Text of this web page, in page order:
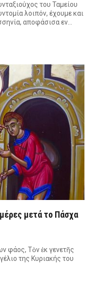
του Ταμείου
λοιπόν, έχουμε και
αποφάσισα εν…
μετά το Πάσχα
φάος, Τὸν ἐκ γενετῆς
της Κυριακής του